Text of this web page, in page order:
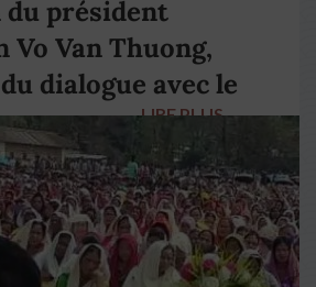
du président
Vo Van Thuong,
dialogue avec le
LIRE PLUS →